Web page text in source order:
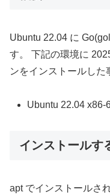
Ubuntu 22.04 に
す。 下記の環境に
ンをインストールした
Ubuntu 22.04 x86-
インストールす
apt でインストールさ